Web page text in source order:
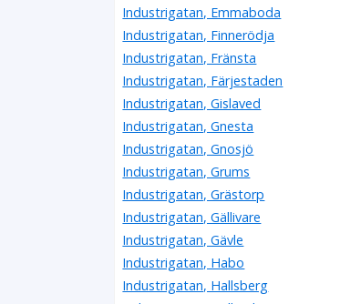
Industrigatan, Emmaboda
Industrigatan, Finnerödja
Industrigatan, Fränsta
Industrigatan, Färjestaden
Industrigatan, Gislaved
Industrigatan, Gnesta
Industrigatan, Gnosjö
Industrigatan, Grums
Industrigatan, Grästorp
Industrigatan, Gällivare
Industrigatan, Gävle
Industrigatan, Habo
Industrigatan, Hallsberg